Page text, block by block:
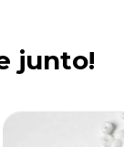
junto!